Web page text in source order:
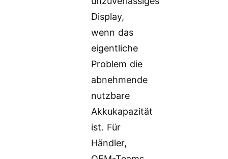
Display,
wenn das
eigentliche
Problem die
abnehmende
nutzbare
Akkukapazität
ist. Für
Händler,